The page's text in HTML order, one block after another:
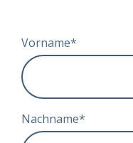
Vorname*
Nachname*